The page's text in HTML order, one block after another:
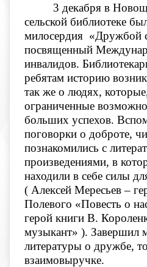
3 декабря в
сельской библиотеке
милосердия «Дружбой
посвященный
инвалидов.
ребятам историю
так же о людях,
ограниченные
больших успехов.
поговорки о доброте,
познакомились с
произведениями, в
находили в себе силы
( Алексей Мересьев –
Полевого «Повесть о
герой книги В.
музыкант» ). Завершил
литературы о дружбе,
взаимовыручке.